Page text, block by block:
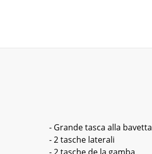
- Grande tasca alla bavetta
- 2 tasche laterali